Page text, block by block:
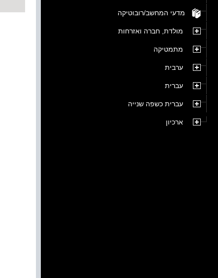
מדעי המחשב/רובוטיקה
מולדת, חברה ואזרחות
מתמטיקה
ערבית
עברית
עברית כשפה שנייה
ארכיון